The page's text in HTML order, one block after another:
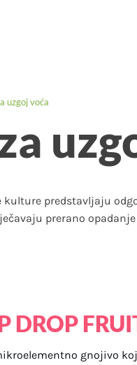
uzgoj voća
predstavljaju
prerano
DROP
gnojivo